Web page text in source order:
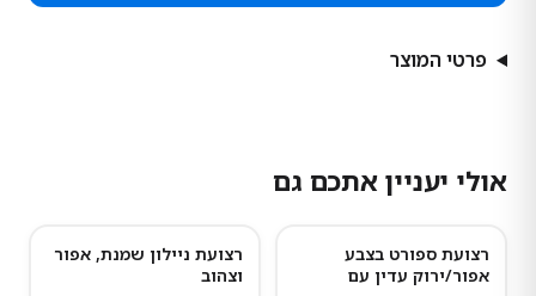
פרטי המוצר
אולי יעניין אתכם גם
רצועת ספורט בצבע
אפור/ירוק עדין עם
רצועת ניילון שמנת, אפור
וצהוב